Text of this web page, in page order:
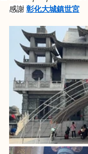
感謝 彰化大城鎮世宮